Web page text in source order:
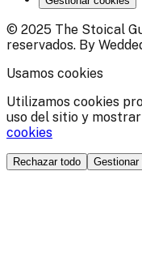
© 2025 The Stoical
reservados. By
Usamos cookies
Utilizamos cookies
uso del sitio y
cookies
Rechazar todo Gestionar